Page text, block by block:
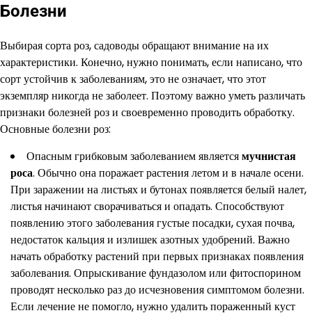
Болезни
Выбирая сорта роз, садоводы обращают внимание на их
характеристики. Конечно, нужно понимать, если написано, что
сорт устойчив к заболеваниям, это не означает, что этот
экземпляр никогда не заболеет. Поэтому важно уметь различать
признаки болезней роз и своевременно проводить обработку.
Основные болезни роз:
Опасным грибковым заболеванием являетсямучнистая
роса. Обычно она поражает растения летом и в начале осени.
При заражении на листьях и бутонах появляется белый налет,
листья начинают сворачиваться и опадать. Способствуют
появлению этого заболевания густые посадки, сухая почва,
недостаток кальция и излишек азотных удобрений. Важно
начать обработку растений при первых признаках появления
заболевания. Опрыскивание фундазолом или фитоспорином
проводят несколько раз до исчезновения симптомом болезни.
Если лечение не помогло, нужно удалить пораженный куст